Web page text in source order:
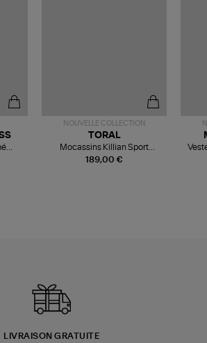
NOUVELLE COLLECTION
189,00 €
TORAL
Mocassins Killian Sport
Mousse
LIVRAISON GRATUITE